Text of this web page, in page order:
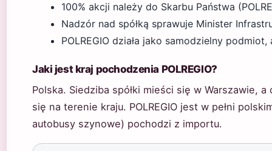
100% akcji należy do Skarbu Państwa
Nadzór nad spółką sprawuje Minister
POLREGIO działa jako samodzielny podmiot,
Jaki jest kraj pochodzenia POLREGIO?
Polska. Siedziba spółki mieści się w Warszawie,
się na terenie kraju. POLREGIO jest w pełni
autobusy szynowe) pochodzi z importu.